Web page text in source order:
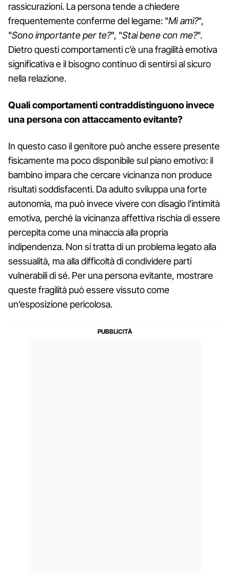
rassicurazioni. La persona tende a chiedere
frequentemente conferme del legame: "Mi ami?",
"Sono importante per te?", "Stai bene con me?".
Dietro questi comportamenti c’è una fragilità emotiva
significativa e il bisogno continuo di sentirsi al sicuro
nella relazione.
Quali comportamenti contraddistinguono invece
una persona con attaccamento evitante?
In questo caso il genitore può anche essere presente
fisicamente ma poco disponibile sul piano emotivo: il
bambino impara che cercare vicinanza non produce
risultati soddisfacenti. Da adulto sviluppa una forte
autonomia, ma può invece vivere con disagio l’intimità
emotiva, perché la vicinanza affettiva rischia di essere
percepita come una minaccia alla propria
indipendenza. Non si tratta di un problema legato alla
sessualità, ma alla difficoltà di condividere parti
vulnerabili di sé. Per una persona evitante, mostrare
queste fragilità può essere vissuto come
un’esposizione pericolosa.